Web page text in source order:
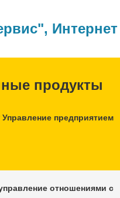
,
продукты
Управление предприятием
отношениями с